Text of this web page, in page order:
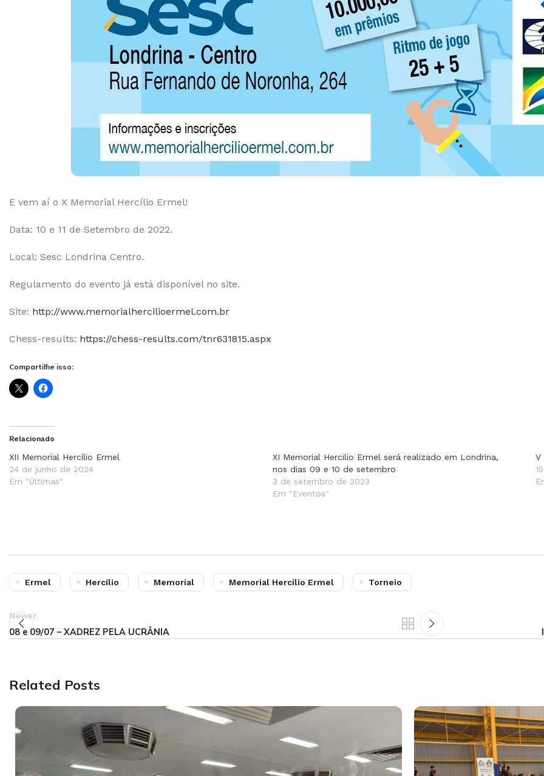
E vem aí o X Memorial Hercílio Ermel!
Data: 10 e 11 de Setembro de 2022.
Local: Sesc Londrina Centro.
Regulamento do evento já está disponível no site.
Site: http://www.memorialhercilioermel.com.br
Chess-results: https://chess-results.com/tnr631815.aspx
Compartilhe isso:
Relacionado
XII Memorial Hercílio Ermel
24 de junho de 2024
Em "Últimas"
XI Memorial Hercilio Ermel será realizado em Londrina,
nos dias 09 e 10 de setembro
3 de setembro de 2023
Em "Eventos"
V
Ermel Hercílio Memorial Memorial Hercílio Ermel Torneio
Newer
08 e 09/07 – XADREZ PELA UCRÂNIA
Related Posts